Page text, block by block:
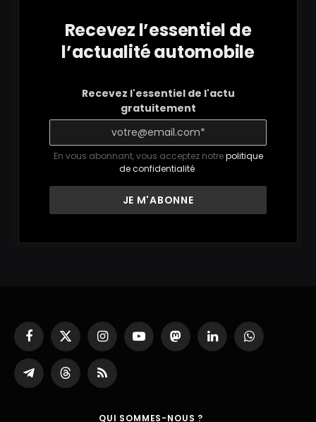
Recevez l’essentiel de
l’actualité automobile
Recevez l'essentiel de l'actu
gratuitement
En vous abonnant, vous acceptez notrepolitique
de confidentialité.
Facebook
X
(Twitter)
InstagramYouTubeMastodonLinkedInWhatsApp
Partager
sur
ThreadsRSS
QUI SOMMES-NOUS ?